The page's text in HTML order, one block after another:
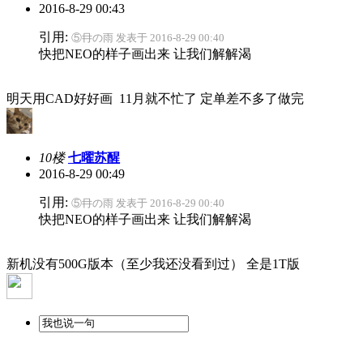
2016-8-29 00:43
引用: ⑤冄の雨 发表于 2016-8-29 00:40
快把NEO的样子画出来 让我们解解渴
明天用CAD好好画 11月就不忙了 定单差不多了做完
10楼 七曜苏醒
2016-8-29 00:49
引用: ⑤冄の雨 发表于 2016-8-29 00:40
快把NEO的样子画出来 让我们解解渴
新机没有500G版本（至少我还没看到过） 全是1T版